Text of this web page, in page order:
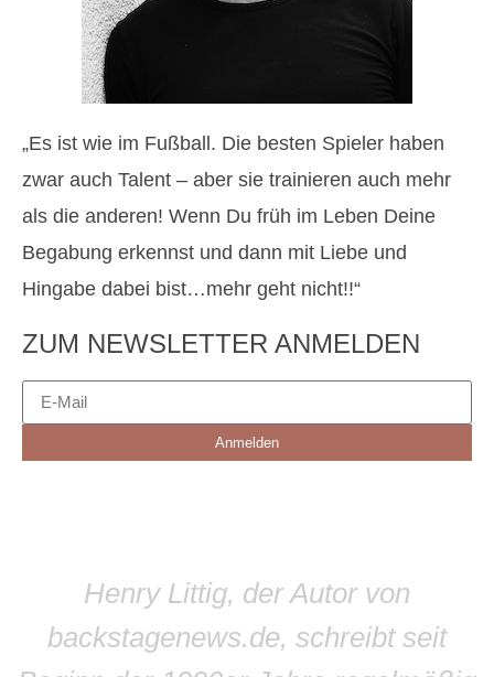
„Es ist wie im Fußball. Die besten Spieler haben
zwar auch Talent – aber sie trainieren auch mehr
als die anderen! Wenn Du früh im Leben Deine
Begabung erkennst und dann mit Liebe und
Hingabe dabei bist…mehr geht nicht!!“
ZUM NEWSLETTER ANMELDEN
Anmelden
Henry Littig, der Autor von
backstagenews.de, schreibt seit